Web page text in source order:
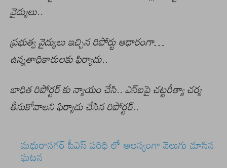
వైద్యులు..
ప్రభుత్వ వైద్యులు ఇచ్చిన రిపోర్టు ఆధారంగా…
ఉన్నతాధికారులకు ఫిర్యాదు..
బాధిత రిపోర్టర్ కు న్యాయం చేసి.. ఎస్ఐపై చట్టరీత్యా చర్య
తీసుకోవాలని ఫిర్యాదు చేసిన రిపోర్టర్..
మధురానగర్ పీఎస్ పరిధి లో ఆలస్యంగా వెలుగు చూసిన
ఘటన